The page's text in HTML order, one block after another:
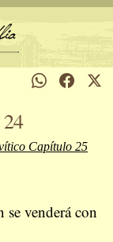
Capítulo 25
se venderá con